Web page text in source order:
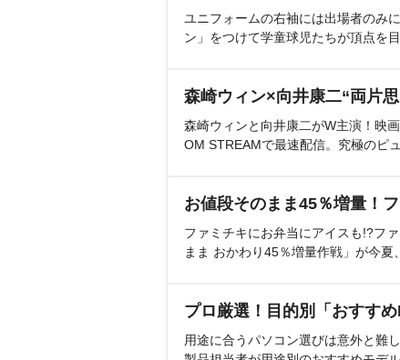
ユニフォームの右袖には出場者のみ
ン」をつけて学童球児たちが頂点を
森崎ウィン×向井康二“両片
森崎ウィンと向井康二がW主演！映
OM STREAMで最速配信。究極のピ
お値段そのまま45％増量！
ファミチキにお弁当にアイスも!?フ
まま おかわり45％増量作戦」が今夏
プロ厳選！目的別「おすす
用途に合うパソコン選びは意外と難